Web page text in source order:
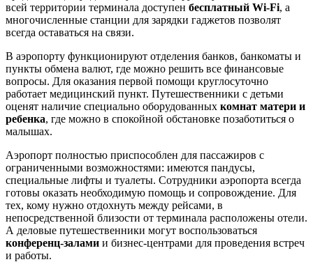
всей территории терминала доступен бесплатный Wi-Fi, а
многочисленные станции для зарядки гаджетов позволят
всегда оставаться на связи.
В аэропорту функционируют отделения банков, банкоматы и
пункты обмена валют, где можно решить все финансовые
вопросы. Для оказания первой помощи круглосуточно
работает медицинский пункт. Путешественники с детьми
оценят наличие специально оборудованных комнат матери и
ребенка, где можно в спокойной обстановке позаботиться о
малышах.
Аэропорт полностью приспособлен для пассажиров с
ограниченными возможностями: имеются пандусы,
специальные лифты и туалеты. Сотрудники аэропорта всегда
готовы оказать необходимую помощь и сопровождение. Для
тех, кому нужно отдохнуть между рейсами, в
непосредственной близости от терминала расположены отели.
А деловые путешественники могут воспользоваться
конференц-залами и бизнес-центрами для проведения встреч
и работы.